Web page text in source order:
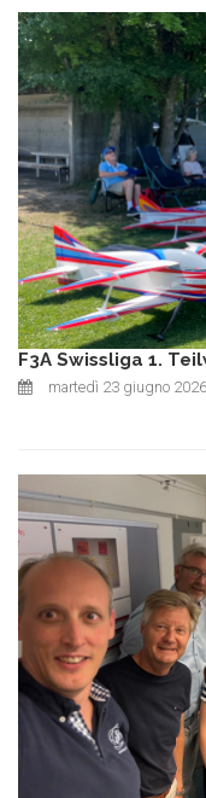
F3A Swissliga 1.
martedì 23 giugno 2026